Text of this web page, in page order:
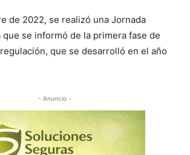
de 2022, se realizó una Jornada
que se informó de la primera fase de
que se desarrolló en el año
- Anuncio -